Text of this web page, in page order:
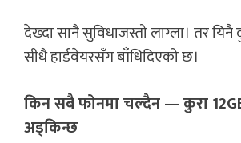
देख्दा सानै सुविधाजस्तो लाग्ला। तर
सीधै हार्डवेयरसँग बाँधिदिएको छ।
किन सबै फोनमा चल्दैन — कुरा
अड्किन्छ